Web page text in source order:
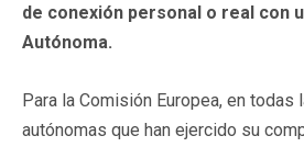
de conexión personal o real con
Autónoma.
Para la Comisión Europea, en todas
autónomas que han ejercido su